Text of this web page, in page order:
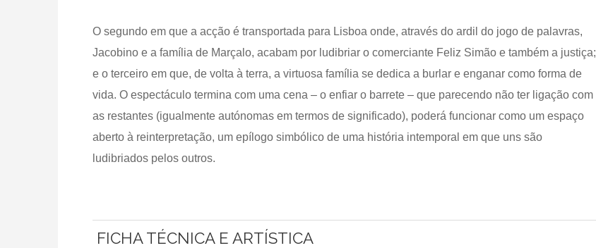
O segundo em que a acção é transportada para Lisboa onde, através do ardil do jogo de palavras,
Jacobino e a família de Marçalo, acabam por ludibriar o comerciante Feliz Simão e também a justiça;
e o terceiro em que, de volta à terra, a virtuosa família se dedica a burlar e enganar como forma de
vida. O espectáculo termina com uma cena – o enfiar o barrete – que parecendo não ter ligação com
as restantes (igualmente autónomas em termos de significado), poderá funcionar como um espaço
aberto à reinterpretação, um epílogo simbólico de uma história intemporal em que uns são
ludibriados pelos outros.
FICHA TÉCNICA E ARTÍSTICA